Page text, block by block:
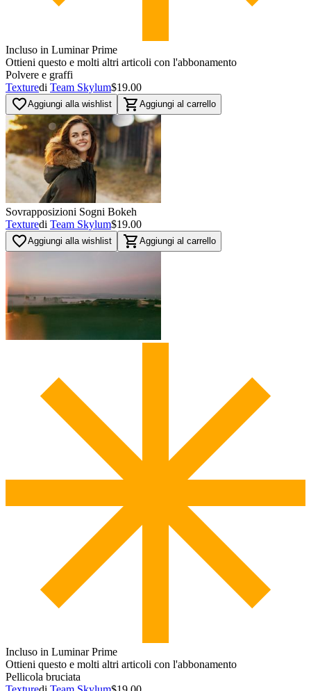
Incluso in Luminar Prime
Ottieni questo e molti altri articoli con l'abbonamento
Polvere e graffi
Texturedi Team Skylum$19.00
favorite_borderAggiungi alla wishlist shopping_cart Aggiungi al carrello
Sovrapposizioni Sogni Bokeh
Texturedi Team Skylum$19.00
favorite_borderAggiungi alla wishlist shopping_cart Aggiungi al carrello
Incluso in Luminar Prime
Ottieni questo e molti altri articoli con l'abbonamento
Pellicola bruciata